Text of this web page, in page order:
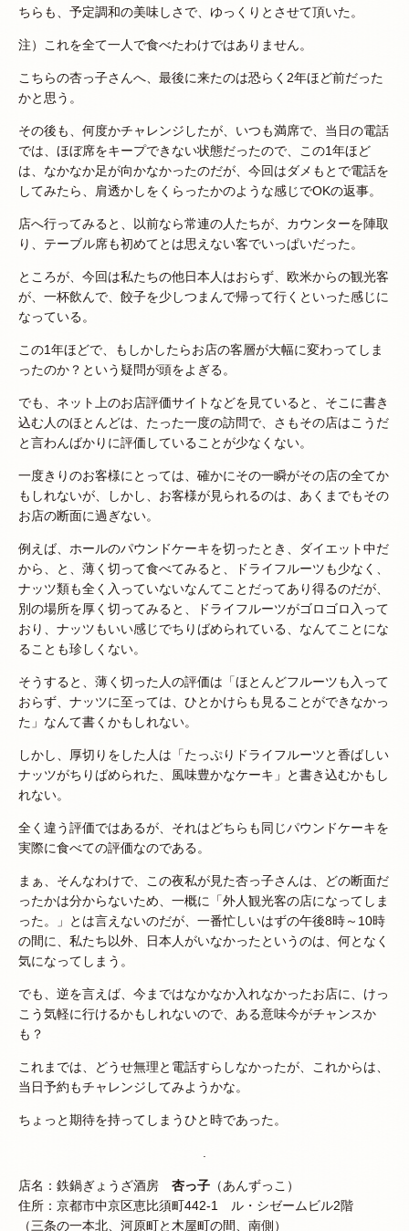
ちらも、予定調和の美味しさで、ゆっくりとさせて頂いた。
注）これを全て一人で食べたわけではありません。
こちらの杏っ子さんへ、最後に来たのは恐らく2年ほど前だった
かと思う。
その後も、何度かチャレンジしたが、いつも満席で、当日の電話
では、ほぼ席をキープできない状態だったので、この1年ほど
は、なかなか足が向かなかったのだが、今回はダメもとで電話を
してみたら、肩透かしをくらったかのような感じでOKの返事。
店へ行ってみると、以前なら常連の人たちが、カウンターを陣取
り、テーブル席も初めてとは思えない客でいっぱいだった。
ところが、今回は私たちの他日本人はおらず、欧米からの観光客
が、一杯飲んで、餃子を少しつまんで帰って行くといった感じに
なっている。
この1年ほどで、もしかしたらお店の客層が大幅に変わってしま
ったのか？という疑問が頭をよぎる。
でも、ネット上のお店評価サイトなどを見ていると、そこに書き
込む人のほとんどは、たった一度の訪問で、さもその店はこうだ
と言わんばかりに評価していることが少なくない。
一度きりのお客様にとっては、確かにその一瞬がその店の全てか
もしれないが、しかし、お客様が見られるのは、あくまでもその
お店の断面に過ぎない。
例えば、ホールのパウンドケーキを切ったとき、ダイエット中だ
から、と、薄く切って食べてみると、ドライフルーツも少なく、
ナッツ類も全く入っていないなんてことだってあり得るのだが、
別の場所を厚く切ってみると、ドライフルーツがゴロゴロ入って
おり、ナッツもいい感じでちりばめられている、なんてことにな
ることも珍しくない。
そうすると、薄く切った人の評価は「ほとんどフルーツも入って
おらず、ナッツに至っては、ひとかけらも見ることができなかっ
た」なんて書くかもしれない。
しかし、厚切りをした人は「たっぷりドライフルーツと香ばしい
ナッツがちりばめられた、風味豊かなケーキ」と書き込むかもし
れない。
全く違う評価ではあるが、それはどちらも同じパウンドケーキを
実際に食べての評価なのである。
まぁ、そんなわけで、この夜私が見た杏っ子さんは、どの断面だ
ったかは分からないため、一概に「外人観光客の店になってしま
った。」とは言えないのだが、一番忙しいはずの午後8時～10時
の間に、私たち以外、日本人がいなかったというのは、何となく
気になってしまう。
でも、逆を言えば、今まではなかなか入れなかったお店に、けっ
こう気軽に行けるかもしれないので、ある意味今がチャンスか
も？
これまでは、どうせ無理と電話すらしなかったが、これからは、
当日予約もチャレンジしてみようかな。
ちょっと期待を持ってしまうひと時であった。
店名：鉄鍋ぎょうざ酒房 杏っ子 （あんずっこ）
住所：京都市中京区恵比須町442-1 ル・シゼームビル2階
（三条の一本北、河原町と木屋町の間、南側）